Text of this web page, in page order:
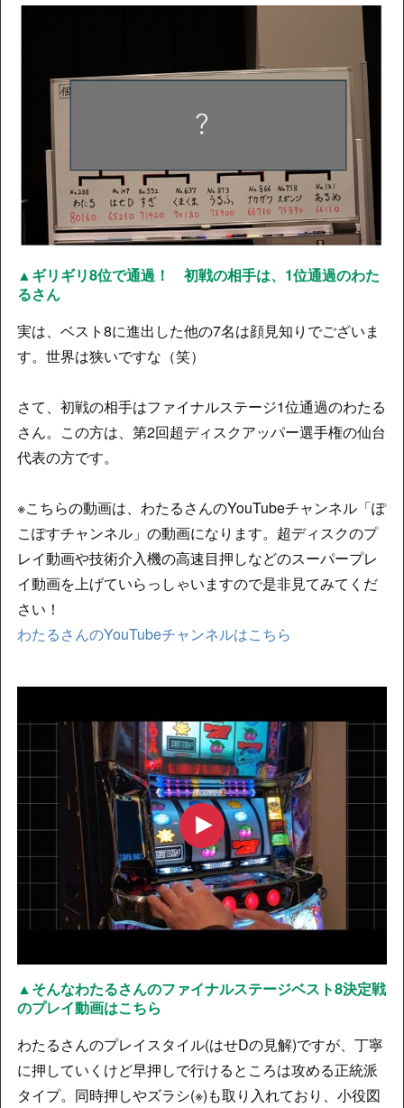
▲ギリギリ8位で通過！ 初戦の相手は、1位通過のわた
るさん
実は、ベスト8に進出した他の7名は顔見知りでございま
す。世界は狭いですな（笑）
さて、初戦の相手はファイナルステージ1位通過のわたる
さん。この方は、第2回超ディスクアッパー選手権の仙台
代表の方です。
※こちらの動画は、わたるさんのYouTubeチャンネル「ぽ
こぽすチャンネル」の動画になります。超ディスクのプ
レイ動画や技術介入機の高速目押しなどのスーパープレ
イ動画を上げていらっしゃいますので是非見てみてくだ
さい！
わたるさんのYouTubeチャンネルはこちら
▲そんなわたるさんのファイナルステージベスト8決定戦
のプレイ動画はこちら
わたるさんのプレイスタイル(はせDの見解)ですが、丁寧
に押していくけど早押しで行けるところは攻める正統派
タイプ。同時押しやズラシ(※)も取り入れており、小役図